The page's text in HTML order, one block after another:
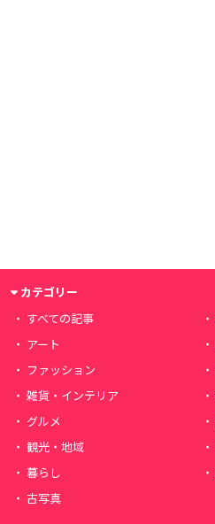
カテゴリー
すべての記事
アート
ファッション
雑貨・インテリア
グルメ
観光・地域
暮らし
古写真